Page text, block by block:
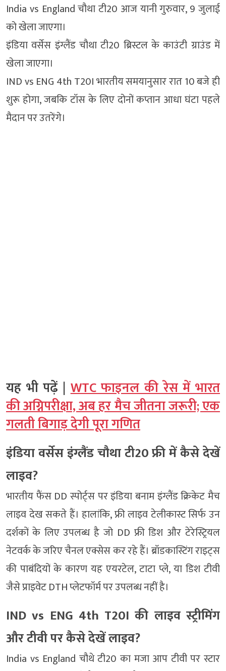
India vs England चौथा टी20 आज यानी गुरुवार, 9 जुलाई
को खेला जाएगा।
इंडिया वर्सेस इंग्लैंड चौथा टी20 ब्रिस्टल के काउंटी ग्राउंड में
खेला जाएगा।
IND vs ENG 4th T20I भारतीय समयानुसार रात 10 बजे ही
शुरू होगा, जबकि टॉस के लिए दोनों कप्तान आधा घंटा पहले
मैदान पर उतरेंगे।
यह भी पढ़ें |WTC फाइनल की रेस में भारत
की अग्निपरीक्षा, अब हर मैच जीतना जरूरी; एक
गलती बिगाड़ देगी पूरा गणित
इंडिया वर्सेस इंग्लैंड चौथा टी20 फ्री में कैसे देखें
लाइव?
भारतीय फैंस DD स्पोर्ट्स पर इंडिया बनाम इंग्लैंड क्रिकेट मैच
लाइव देख सकते हैं। हालांकि, फ्री लाइव टेलीकास्ट सिर्फ उन
दर्शकों के लिए उपलब्ध है जो DD फ्री डिश और टेरेस्ट्रियल
नेटवर्क के जरिए चैनल एक्सेस कर रहे हैं। ब्रॉडकास्टिंग राइट्स
की पाबंदियों के कारण यह एयरटेल, टाटा प्ले, या डिश टीवी
जैसे प्राइवेट DTH प्लेटफॉर्म पर उपलब्ध नहीं है।
IND vs ENG 4th T20I की लाइव स्ट्रीमिंग
और टीवी पर कैसे देखें लाइव?
India vs England चौथे टी20 का मजा आप टीवी पर स्टार